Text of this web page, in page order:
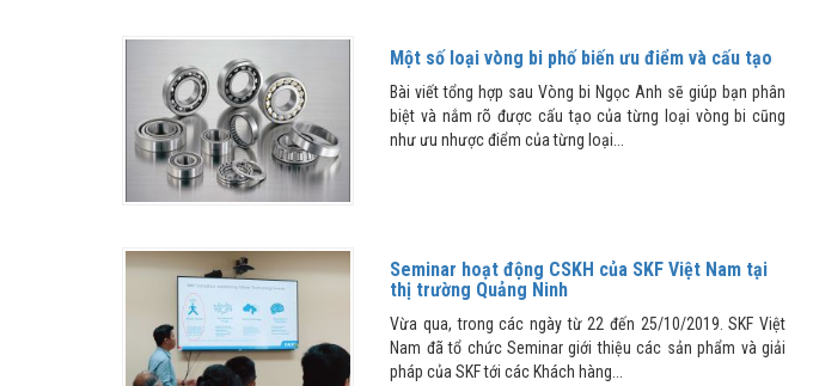
Một số loại vòng bi phố biến ưu điểm và cấu tạo
Bài viết tổng hợp sau Vòng bi Ngọc Anh sẽ giúp bạn phân
biệt và nắm rõ được cấu tạo của từng loại vòng bi cũng
như ưu nhược điểm của từng loại...
Seminar hoạt động CSKH của SKF Việt Nam tại
thị trường Quảng Ninh
Vừa qua, trong các ngày từ 22 đến 25/10/2019. SKF Việt
Nam đã tổ chức Seminar giới thiệu các sản phẩm và giải
pháp của SKF tới các Khách hàng...